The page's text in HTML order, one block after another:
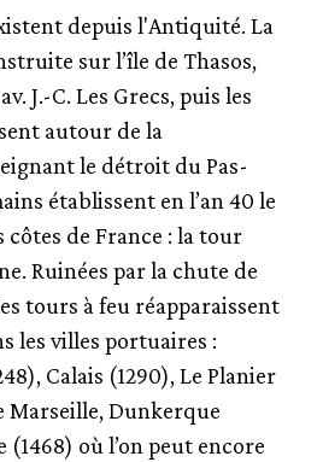
?
MOYEN ÂGE
depuis l'Antiquité. La
sur l’île de Thasos,
J.-C. Les Grecs, puis les
autour de la
le détroit du Pas-
établissent en l’an 40 le
de France : la tour
Ruinées par la chute de
tours à feu réapparaissent
les villes portuaires :
Calais (1290), Le Planier
Marseille, Dunkerque
(1468) où l’on peut encore